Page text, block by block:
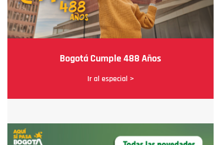
Bogotá Cumple 488 Años
Ir al especial >